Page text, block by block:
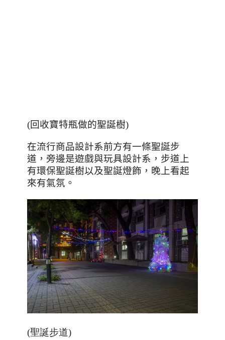
(回收寶特瓶做的聖誕樹)
在流行商品設計系前方有一條聖誕步
道，旁邊是遊戲與玩具設計系，步道上
有環保聖誕樹以及聖誕燈飾，晚上看起
來有氣氛。
(聖誕步道)